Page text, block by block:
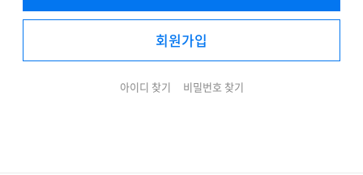
회원가입
아이디 찾기 비밀번호 찾기